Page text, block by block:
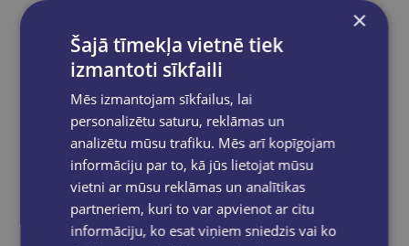
pakomātiem Latvijāpasūtījumiem no €40.00.
Bezmaksas piegāde jebkurā GLOBUSS
pasūtījums būs gatavs saņemšanai, saņemsi
e-pastu un/ vai SMS.
Dalies sociālajos tīklos:
×
Šajā tīmekļa vietnē tiek
izmantoti sīkfaili
Mēs izmantojam sīkfailus, lai
personalizētu saturu, reklāmas un
analizētu mūsu trafiku. Mēs arī kopīgojam
informāciju par to, kā jūs lietojat mūsu
vietni ar mūsu reklāmas un analītikas
partneriem, kuri to var apvienot ar citu
informāciju, ko esat viņiem sniedzis vai ko